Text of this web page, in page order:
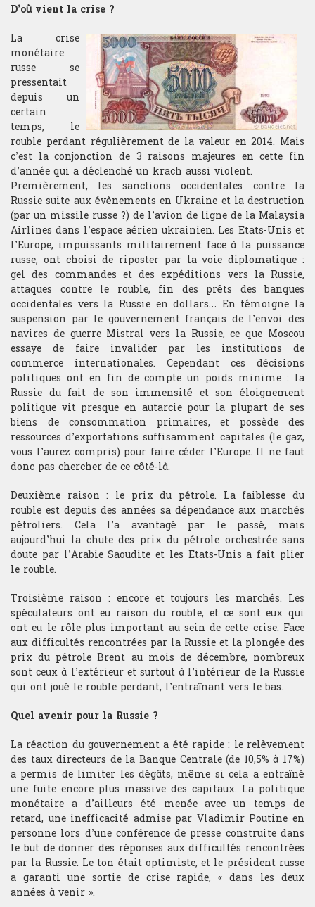
D’où vient la crise ?
La crise
monétaire
russe se
pressentait
depuis un
certain
temps, le
rouble perdant régulièrement de la valeur en 2014. Mais
c’est la conjonction de 3 raisons majeures en cette fin
d’année qui a déclenché un krach aussi violent.
Premièrement, les sanctions occidentales contre la
Russie suite aux évènements en Ukraine et la destruction
(par un missile russe ?) de l’avion de ligne de la Malaysia
Airlines dans l’espace aérien ukrainien. Les Etats-Unis et
l’Europe, impuissants militairement face à la puissance
russe, ont choisi de riposter par la voie diplomatique :
gel des commandes et des expéditions vers la Russie,
attaques contre le rouble, fin des prêts des banques
occidentales vers la Russie en dollars… En témoigne la
suspension par le gouvernement français de l’envoi des
navires de guerre Mistral vers la Russie, ce que Moscou
essaye de faire invalider par les institutions de
commerce internationales. Cependant ces décisions
politiques ont en fin de compte un poids minime : la
Russie du fait de son immensité et son éloignement
politique vit presque en autarcie pour la plupart de ses
biens de consommation primaires, et possède des
ressources d’exportations suffisamment capitales (le gaz,
vous l’aurez compris) pour faire céder l’Europe. Il ne faut
donc pas chercher de ce côté-là.
Deuxième raison : le prix du pétrole. La faiblesse du
rouble est depuis des années sa dépendance aux marchés
pétroliers. Cela l’a avantagé par le passé, mais
aujourd’hui la chute des prix du pétrole orchestrée sans
doute par l’Arabie Saoudite et les Etats-Unis a fait plier
le rouble.
Troisième raison : encore et toujours les marchés. Les
spéculateurs ont eu raison du rouble, et ce sont eux qui
ont eu le rôle plus important au sein de cette crise. Face
aux difficultés rencontrées par la Russie et la plongée des
prix du pétrole Brent au mois de décembre, nombreux
sont ceux à l’extérieur et surtout à l’intérieur de la Russie
qui ont joué le rouble perdant, l’entraînant vers le bas.
Quel avenir pour la Russie ?
La réaction du gouvernement a été rapide : le relèvement
des taux directeurs de la Banque Centrale (de 10,5% à 17%)
a permis de limiter les dégâts, même si cela a entraîné
une fuite encore plus massive des capitaux. La politique
monétaire a d’ailleurs été menée avec un temps de
retard, une inefficacité admise par Vladimir Poutine en
personne lors d’une conférence de presse construite dans
le but de donner des réponses aux difficultés rencontrées
par la Russie. Le ton était optimiste, et le président russe
a garanti une sortie de crise rapide, « dans les deux
années à venir ».